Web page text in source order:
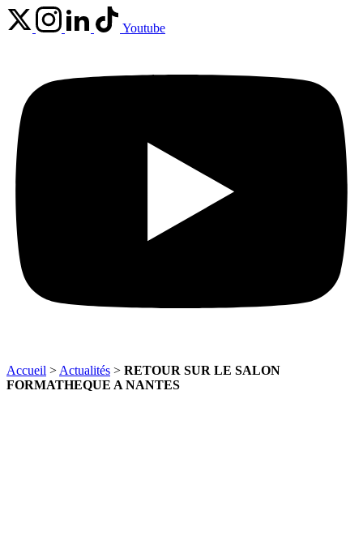
Youtube
Accueil > Actualités > RETOUR SUR LE SALON
FORMATHEQUE A NANTES